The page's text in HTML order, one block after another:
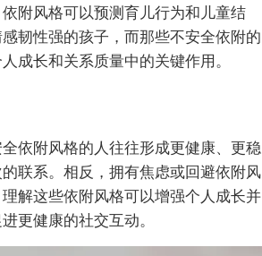
附风格可以预测育儿行为和儿童结
韧性强的孩子，而那些不安全依附的
成长和关系质量中的关键作用。
依附风格的人往往形成更健康、更稳
联系。相反，拥有焦虑或回避依附风
解这些依附风格可以增强个人成长并
更健康的社交互动。